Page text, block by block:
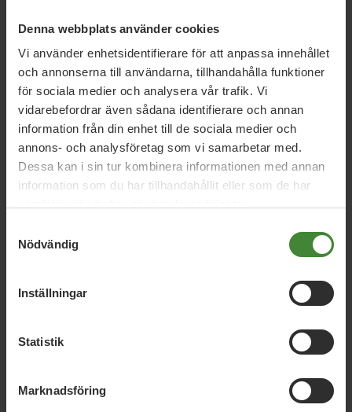
Denna webbplats använder cookies
Vi använder enhetsidentifierare för att anpassa innehållet
och annonserna till användarna, tillhandahålla funktioner
för sociala medier och analysera vår trafik. Vi
vidarebefordrar även sådana identifierare och annan
information från din enhet till de sociala medier och
annons- och analysföretag som vi samarbetar med.
Dessa kan i sin tur kombinera informationen med annan
information som du har tillhandahållit eller som de har
Nödvändig
Inställningar
Statistik
Marknadsföring
Kunde inte hitta några
poster
Försök med en annan filtrering eller
sökning.
Dela denna sida och hjälp oss